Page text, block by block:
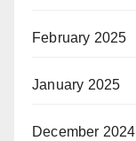
February 2025
January 2025
December 2024